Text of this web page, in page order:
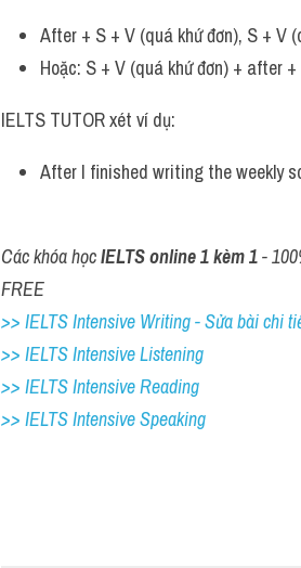
After + S + V (quá khứ đơn), S + V
Hoặc: S + V (quá khứ đơn) + after
IELTS TUTOR xét ví dụ:
After I finished writing the weekly
Các khóa học IELTS online 1 kèm 1 -
FREE
>> IELTS Intensive Writing - Sửa bài chi
>> IELTS Intensive Listening
>> IELTS Intensive Reading
>> IELTS Intensive Speaking